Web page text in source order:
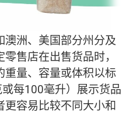
澳洲、美国部分州分及
售店在出售货品时，
重量、容量或体积以标
每100毫升）展示货品
更容易比较不同大小和